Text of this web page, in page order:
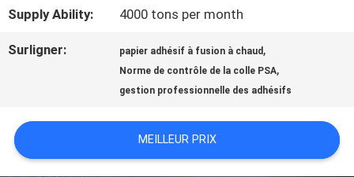
NOUVELLES
DEMANDEZ
Supply Ability: 4000 tons per month
Surligner: papier adhésif à fusion à chaud ,
Norme de contrôle de la colle PSA,
gestion professionnelle des adhésifs
MEILLEUR PRIX